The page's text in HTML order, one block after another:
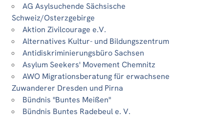
AG Asylsuchende Sächsische
Schweiz/Osterzgebirge
Aktion Zivilcourage e.V.
Alternatives Kultur- und Bildungszentrum
Antidiskriminierungsbüro Sachsen
Asylum Seekers' Movement Chemnitz
AWO Migrationsberatung für erwachsene
Zuwanderer Dresden und Pirna
Bündnis "Buntes Meißen"
Bündnis Buntes Radebeul e. V.